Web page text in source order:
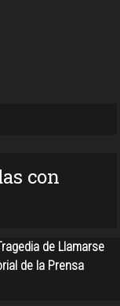
con
de Llamarse
de la Prensa